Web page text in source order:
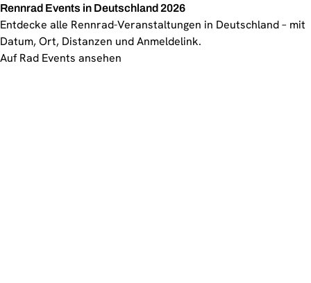
Rennrad Events in Deutschland 2026
Entdecke alle Rennrad-Veranstaltungen in Deutschland – mit
Datum, Ort, Distanzen und Anmeldelink.
Auf Rad Events ansehen